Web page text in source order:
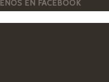
EN FACEBOOK